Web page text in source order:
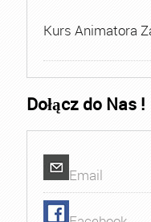
Kurs Animatora
Dołącz do Nas !
Email